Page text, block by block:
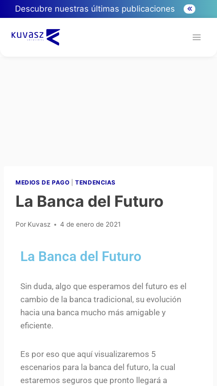
Descubre nuestras últimas publicaciones
MEDIOS DE PAGO |TENDENCIAS
La Banca del Futuro
Por Kuvasz 4 de enero de 2021
La Banca del Futuro
Sin duda, algo que esperamos del futuro es el
cambio de la banca tradicional, su evolución
hacia una banca mucho más amigable y
eficiente.
Es por eso que aquí visualizaremos 5
escenarios para la banca del futuro, la cual
estaremos seguros que pronto llegará a